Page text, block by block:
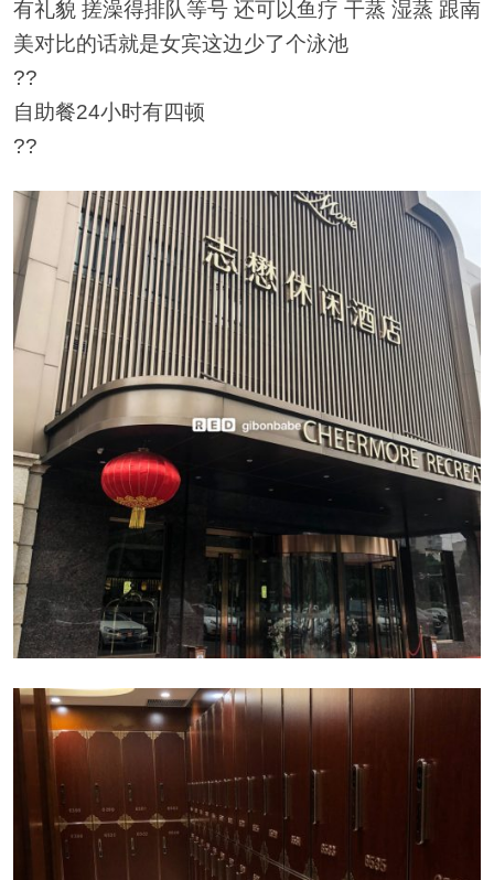
有礼貌 搓澡得排队等号 还可以鱼疗 干蒸 湿蒸 跟南
美对比的话就是女宾这边少了个泳池
??
自助餐24小时有四顿
??